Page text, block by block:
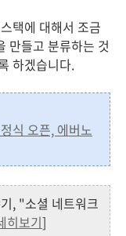
택에 대해서 조금
만들고 분류하는 것
하겠습니다.
식 오픈, 에버노
, "소셜 네트워크
히보기]